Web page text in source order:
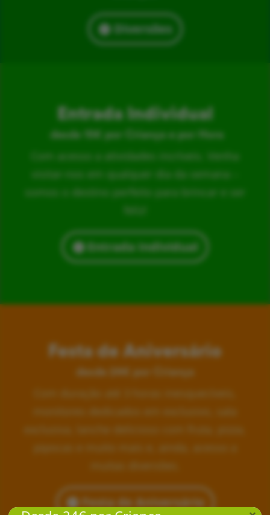
Diversões
Entrada Individual
desde 15€ por Criança e por Hora
Com acesso a atividades incríveis. Venha
visitar-nos em qualquer dia da semana –
somos o destino perfeito para brincar e ser
Entrada Individual
Festa de Aniversário
desde 24€ por Criança
Festa de Aniversário